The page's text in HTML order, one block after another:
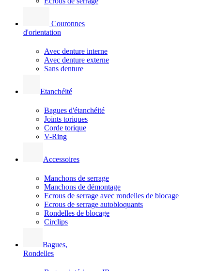
Couronnes
d'orientation
Avec denture interne
Avec denture externe
Sans denture
Etanchéité
Bagues d'étanchéité
Joints toriques
Corde torique
V-Ring
Accessoires
Manchons de serrage
Manchons de démontage
Ecrous de serrage avec rondelles de blocage
Ecrous de serrage autobloquants
Rondelles de blocage
Circlips
Bagues,
Rondelles